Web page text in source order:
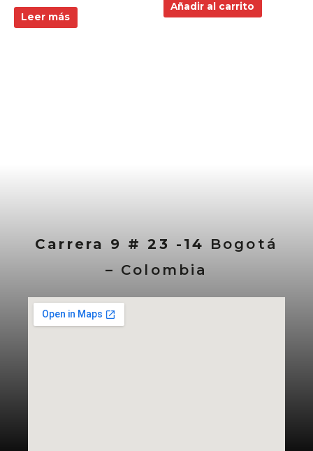
Leer más
Añadir al carrito
Carrera 9 # 23 -14 Bogotá
– Colombia